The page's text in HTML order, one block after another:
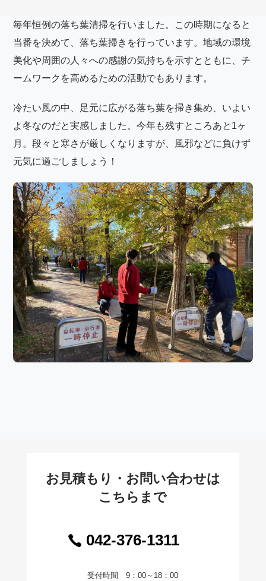
毎年恒例の落ち葉清掃を行いました。この時期になると
当番を決めて、落ち葉掃きを行っています。地域の環境
美化や周囲の人々への感謝の気持ちを示すとともに、チ
ームワークを高めるための活動でもあります。
冷たい風の中、足元に広がる落ち葉を掃き集め、いよい
よ冬なのだと実感しました。今年も残すところあと1ヶ
月。段々と寒さが厳しくなりますが、風邪などに負けず
元気に過ごしましょう！
お見積もり・お問い合わせは
こちらまで
042-376-1311
受付時間 9：00～18：00